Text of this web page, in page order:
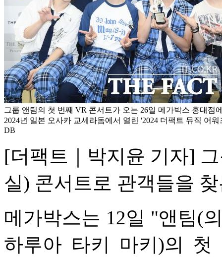
그룹 앤팀의 첫 번째 VR 콘서트가 오는 26일 메가박스 홍대점
2024년 일본 오사카 교세라돔에서 열린 '2024 더팩트 뮤직 어
DB
[더팩트｜박지윤 기자]
실) 콘서트로 관객들을
메가박스는 12일 "앤팀(
하루아 타키 마키)의